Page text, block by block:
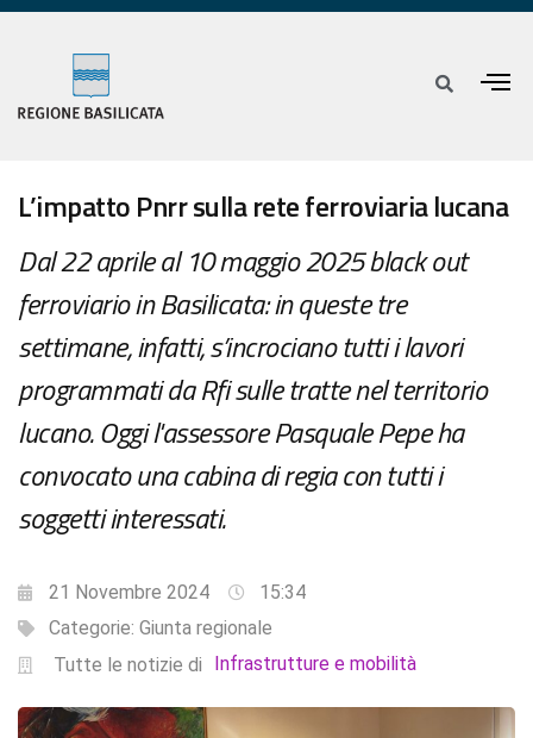
L’impatto Pnrr sulla rete ferroviaria lucana
Dal 22 aprile al 10 maggio 2025 black out
ferroviario in Basilicata: in queste tre
settimane, infatti, s’incrociano tutti i lavori
programmati da Rfi sulle tratte nel territorio
lucano. Oggi l'assessore Pasquale Pepe ha
convocato una cabina di regia con tutti i
soggetti interessati.
21 Novembre 2024
15:34
Categorie: Giunta regionale
Tutte le notizie di
Infrastrutture e mobilità